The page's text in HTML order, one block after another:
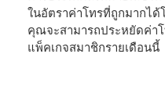
ในอัตราค่าโทรที่ถูกมากไ
คุณจะสามารถประหยัดค่า
แพ็คเกจสมาชิกรายเดือนนี้